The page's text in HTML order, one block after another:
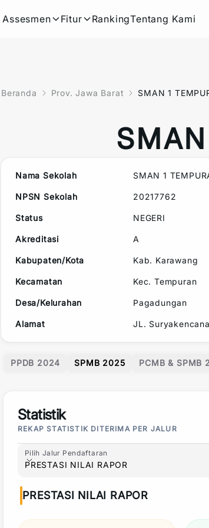
Assesmen Fitur RankingTentang Kami
Beranda Prov. Jawa Barat SMAN 1
Nama Sekolah SMAN 1
NPSN Sekolah 20217762
Status NEGERI
Akreditasi A
Kabupaten/Kota Kab. Karawang
Kecamatan Kec. Tempuran
Desa/Kelurahan Pagadungan
Alamat JL.
PPDB 2024 SPMB 2025 PCMB & SPMB
Statistik
REKAP STATISTIK DITERIMA PER JALUR
Pilih Jalur Pendaftaran
Pilih Jalur Pendaftaran
PRESTASI NILAI RAPOR
PRESTASI NILAI RAPOR